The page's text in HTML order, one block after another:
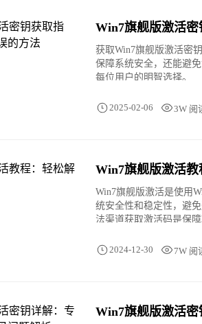
Win7旗舰版激活
获取Win7旗舰版激活密
保障系统安全，还能避
每位用户的明智选择。
2025-02-06 3W 阅
Win7旗舰版激活
Win7旗舰版激活是使用
统安全性和稳定性，避
法渠道获取激活码是保
2024-12-30 7W 阅
Win7旗舰版激活